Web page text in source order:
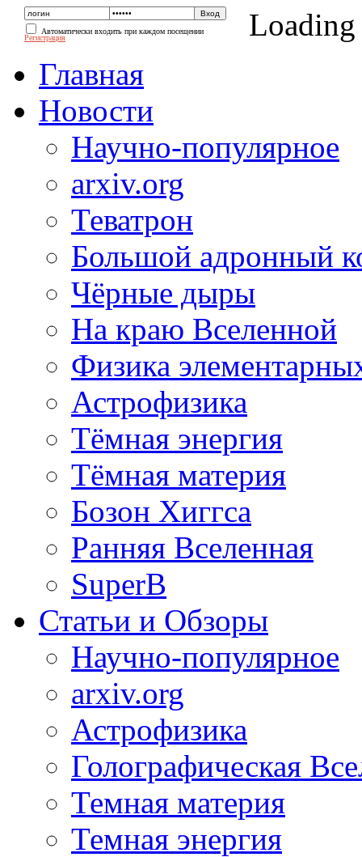
Автоматически входить при каждом посещении
Регистрация
Loading
Главная
Новости
Научно-популярное
arxiv.org
Теватрон
Большой адронный
Чёрные дыры
На краю Вселенной
Физика
Астрофизика
Тёмная энергия
Тёмная материя
Бозон Хиггса
Ранняя Вселенная
SuperB
Статьи и Обзоры
Научно-популярное
arxiv.org
Астрофизика
Голографическая
Темная материя
Темная энергия